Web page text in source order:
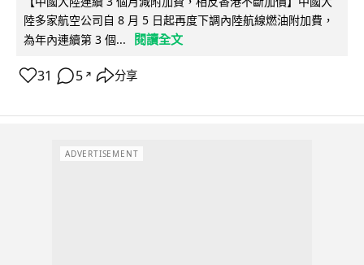
陸多家航空公司自 8 月 5 日起再度下調內陸航線燃油附加費，
為年內連續第 3 個...
閱讀全文
31 5 ↗ 分享
ADVERTISEMENT